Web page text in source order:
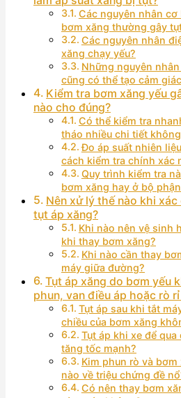
Các nguyên nhân
bơm xăng thường gây
Các nguyên nhân
xăng chạy yếu?
Những nguyên
cũng có thể tạo cảm
Kiểm tra bơm xăng yếu
nào cho đúng?
Có thể kiểm tra
tháo nhiều chi tiết
Đo áp suất nhiên
cách kiểm tra chính xác
Quy trình kiểm tra
bơm xăng hay ở bộ
Nên xử lý thế nào khi
tụt áp xăng?
Khi nào nên vệ sinh
khi thay bơm xăng?
Khi nào cần thay
máy giữa đường?
Tụt áp xăng do bơm yếu
phun, van điều áp hoặc rò
Tụt áp sau khi tắt
chiều của bơm xăng
Tụt áp khi xe để
tăng tốc mạnh?
Kim phun rò và
nào về triệu chứng đề
Có nên thay bơm